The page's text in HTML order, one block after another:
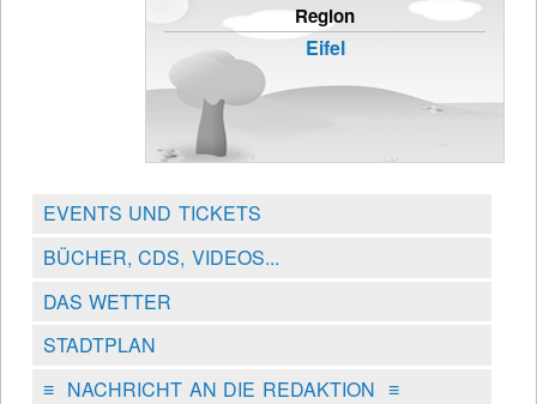
Region
Eifel
EVENTS UND TICKETS
BÜCHER, CDS, VIDEOS...
DAS WETTER
STADTPLAN
≡NACHRICHT AN DIE REDAKTION ≡